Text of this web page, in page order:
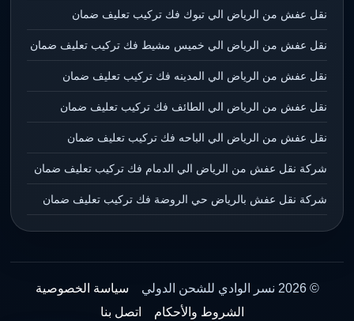
نقل عفش من الرياض الي تبوك فك تركيب تعليف ضمان
نقل عفش من الرياض الي خميس مشيط فك تركيب تعليف ضمان
نقل عفش من الرياض الي المدينه فك تركيب تعليف ضمان
نقل عفش من الرياض الي الطائف فك تركيب تعليف ضمان
نقل عفش من الرياض الي الباحه فك تركيب تعليف ضمان
شركة نقل عفش من الرياض الي الدمام فك تركيب تعليف ضمان
شركة نقل عفش بالرياض حي الروضة فك تركيب تعليف ضمان
© 2026 نسر الوادي للشحن الدولي
سياسة الخصوصية
الشروط والأحكام
اتصل بنا